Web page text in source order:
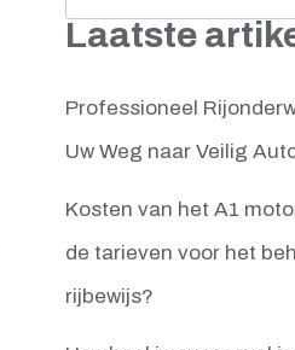
Laatste
Professioneel
Uw Weg naar Veilig
Kosten van het A1
de tarieven voor het
rijbewijs?